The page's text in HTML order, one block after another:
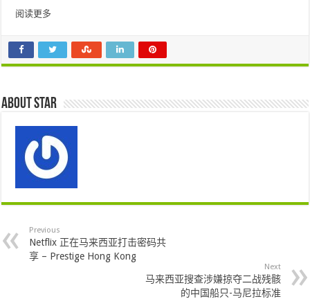
阅读更多
About star
Previous
Netflix 正在马来西亚打击密码共
享 – Prestige Hong Kong
Next
马来西亚搜查涉嫌掠夺二战残骸
的中国船只-马尼拉标准